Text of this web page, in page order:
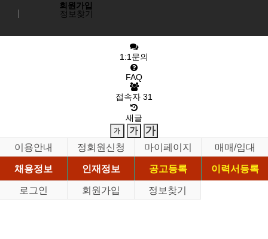
회원가입
정보찾기
1:1문의
FAQ
접속자 31
새글
이용안내 정회원신청 마이페이지
매매/임대
채용정보
인재정보 공고등록
이력서등록
로그인
회원가입 정보찾기